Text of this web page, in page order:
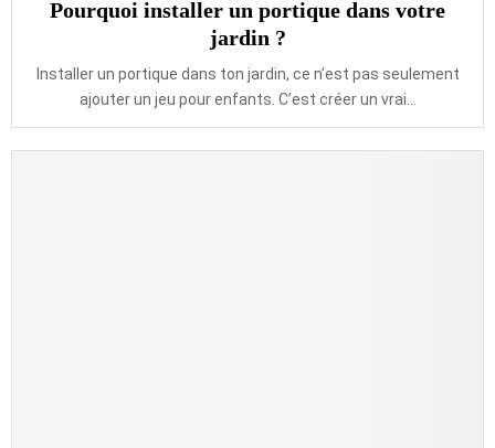
Pourquoi installer un portique dans votre
jardin ?
Installer un portique dans ton jardin, ce n’est pas seulement
ajouter un jeu pour enfants. C’est créer un vrai...